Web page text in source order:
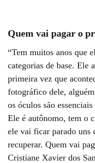
Quem vai pagar o
“Tem muitos anos que
categorias de base. Ele
primeira vez que
fotográfico dele,
os óculos são
Ele é autônomo, tem o
ele vai ficar parado uns
recuperar. Quem vai
Cristiane Xavier dos